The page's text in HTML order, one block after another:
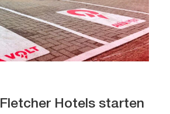
Fletcher Hotels starten